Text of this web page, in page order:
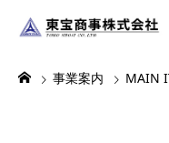
事業案内 MAIN